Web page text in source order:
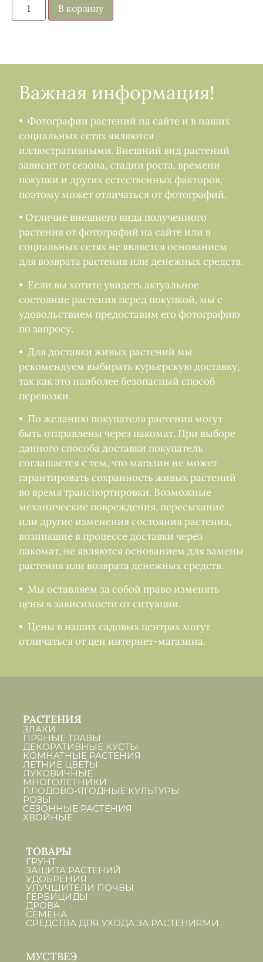
В корзину
Важная информация!
• Фотографии растений на сайте и в наших
социальных сетях являются
иллюстративными. Внешний вид растений
зависит от сезона, стадии роста, времени
покупки и других естественных факторов,
поэтому может отличаться от фотографий.
• Отличие внешнего вида полученного
растения от фотографий на сайте или в
социальных сетях не является основанием
для возврата растения или денежных средств.
• Если вы хотите увидеть актуальное
состояние растения перед покупкой, мы с
удовольствием предоставим его фотографию
по запросу.
• Для доставки живых растений мы
рекомендуем выбирать курьерскую доставку,
так как это наиболее безопасный способ
перевозки.
• По желанию покупателя растения могут
быть отправлены через пакомат. При выборе
данного способа доставки покупатель
соглашается с тем, что магазин не может
гарантировать сохранность живых растений
во время транспортировки. Возможные
механические повреждения, пересыхание
или другие изменения состояния растения,
возникшие в процессе доставки через
пакомат, не являются основанием для замены
растения или возврата денежных средств.
• Мы оставляем за собой право изменять
цены в зависимости от ситуации.
• Цены в наших садовых центрах могут
отличаться от цен интернет-магазина.
РАСТЕНИЯ
ЗЛАКИ
ПРЯНЫЕ ТРАВЫ
ДЕКОРАТИВНЫЕ КУСТЫ
КОМНАТНЫЕ РАСТЕНИЯ
ЛЕТНИЕ ЦВЕТЫ
ЛУКОВИЧНЫЕ
МНОГОЛЕТНИКИ
ПЛОДОВО-ЯГОДНЫЕ КУЛЬТУРЫ
РОЗЫ
СЕЗОННЫЕ РАСТЕНИЯ
ХВОЙНЫЕ
ТОВАРЫ
ГРУНТ
ЗАЩИТА РАСТЕНИЙ
УДОБРЕНИЯ
УЛУЧШИТЕЛИ ПОЧВЫ
ГЕРБИЦИДЫ
ДРОВА
СЕМЕНА
СРЕДСТВА ДЛЯ УХОДА ЗА РАСТЕНИЯМИ
МУСТВЕЭ